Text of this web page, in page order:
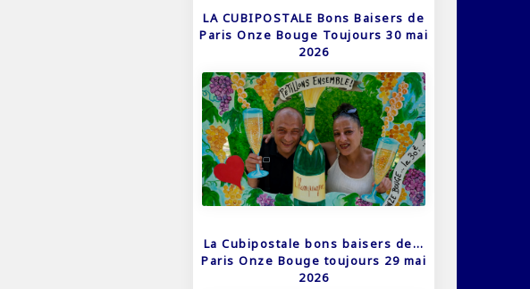
LA CUBIPOSTALE Bons Baisers de
Paris Onze Bouge Toujours 30 mai
2026
La Cubipostale bons baisers de…
Paris Onze Bouge toujours 29 mai
2026